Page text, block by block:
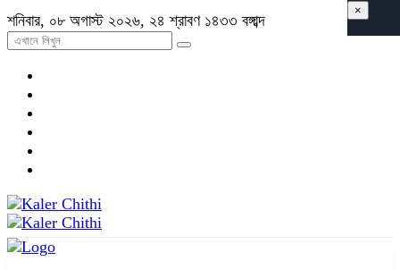
শনিবার, ০৮ অগাস্ট ২০২৬, ২৪ শ্রাবণ ১৪৩৩ বঙ্গাব্দ
×